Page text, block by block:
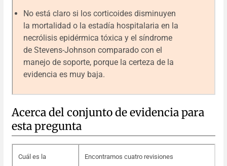
No está claro si los corticoides disminuyen
la mortalidad o la estadía hospitalaria en la
necrólisis epidérmica tóxica y el síndrome
de Stevens-Johnson comparado con el
manejo de soporte, porque la certeza de la
evidencia es muy baja.
Acerca del conjunto de evidencia para
esta pregunta
Cuál es la
Encontramos cuatro revisiones